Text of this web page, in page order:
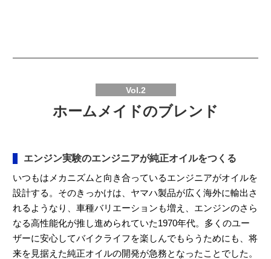
Vol.2
ホームメイドのブレンド
エンジン実験のエンジニアが純正オイルをつくる
いつもはメカニズムと向き合っているエンジニアがオイルを
設計する。そのきっかけは、ヤマハ製品が広く海外に輸出さ
れるようなり、車種バリエーションも増え、エンジンのさら
なる高性能化が推し進められていた1970年代。多くのユー
ザーに安心してバイクライフを楽しんでもらうためにも、将
来を見据えた純正オイルの開発が急務となったことでした。